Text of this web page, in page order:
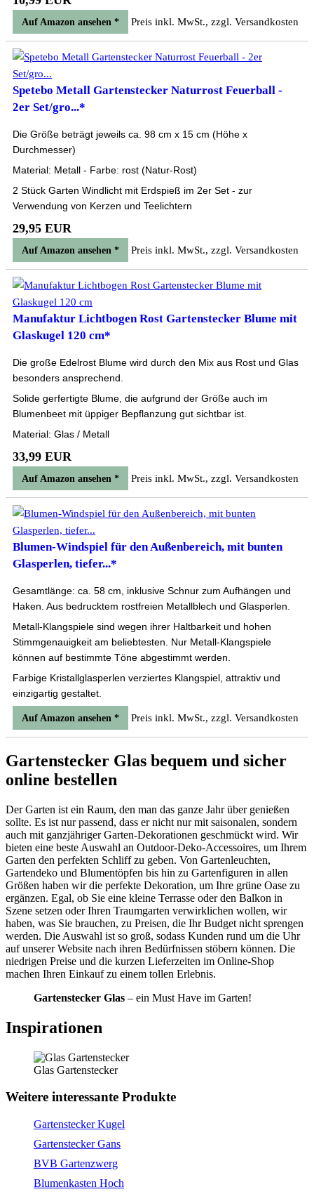
Auf Amazon ansehen * Preis inkl. MwSt., zzgl. Versandkosten
Spetebo Metall Gartenstecker Naturrost Feuerball -
2er Set/gro...*
Die Größe beträgt jeweils ca. 98 cm x 15 cm (Höhe x
Durchmesser)
Material: Metall - Farbe: rost (Natur-Rost)
2 Stück Garten Windlicht mit Erdspieß im 2er Set - zur
Verwendung von Kerzen und Teelichtern
29,95 EUR
Auf Amazon ansehen * Preis inkl. MwSt., zzgl. Versandkosten
Manufaktur Lichtbogen Rost Gartenstecker Blume mit
Glaskugel 120 cm*
Die große Edelrost Blume wird durch den Mix aus Rost und Glas
besonders ansprechend.
Solide gerfertigte Blume, die aufgrund der Größe auch im
Blumenbeet mit üppiger Bepflanzung gut sichtbar ist.
Material: Glas / Metall
33,99 EUR
Auf Amazon ansehen * Preis inkl. MwSt., zzgl. Versandkosten
Blumen-Windspiel für den Außenbereich, mit bunten
Glasperlen, tiefer...*
Gesamtlänge: ca. 58 cm, inklusive Schnur zum Aufhängen und
Haken. Aus bedrucktem rostfreien Metallblech und Glasperlen.
Metall-Klangspiele sind wegen ihrer Haltbarkeit und hohen
Stimmgenauigkeit am beliebtesten. Nur Metall-Klangspiele
können auf bestimmte Töne abgestimmt werden.
Farbige Kristallglasperlen verziertes Klangspiel, attraktiv und
einzigartig gestaltet.
Auf Amazon ansehen * Preis inkl. MwSt., zzgl. Versandkosten
Gartenstecker Glas bequem und sicher
online bestellen
Der Garten ist ein Raum, den man das ganze Jahr über genießen
sollte. Es ist nur passend, dass er nicht nur mit saisonalen, sondern
auch mit ganzjähriger Garten-Dekorationen geschmückt wird. Wir
bieten eine beste Auswahl an Outdoor-Deko-Accessoires, um Ihrem
Garten den perfekten Schliff zu geben. Von Gartenleuchten,
Gartendeko und Blumentöpfen bis hin zu Gartenfiguren in allen
Größen haben wir die perfekte Dekoration, um Ihre grüne Oase zu
ergänzen. Egal, ob Sie eine kleine Terrasse oder den Balkon in
Szene setzen oder Ihren Traumgarten verwirklichen wollen, wir
haben, was Sie brauchen, zu Preisen, die Ihr Budget nicht sprengen
werden. Die Auswahl ist so groß, sodass Kunden rund um die Uhr
auf unserer Website nach ihren Bedürfnissen stöbern können. Die
niedrigen Preise und die kurzen Lieferzeiten im Online-Shop
machen Ihren Einkauf zu einem tollen Erlebnis.
Gartenstecker Glas – ein Must Have im Garten!
Inspirationen
Glas Gartenstecker
Weitere interessante Produkte
Gartenstecker Kugel
Gartenstecker Gans
BVB Gartenzwerg
Blumenkasten Hoch